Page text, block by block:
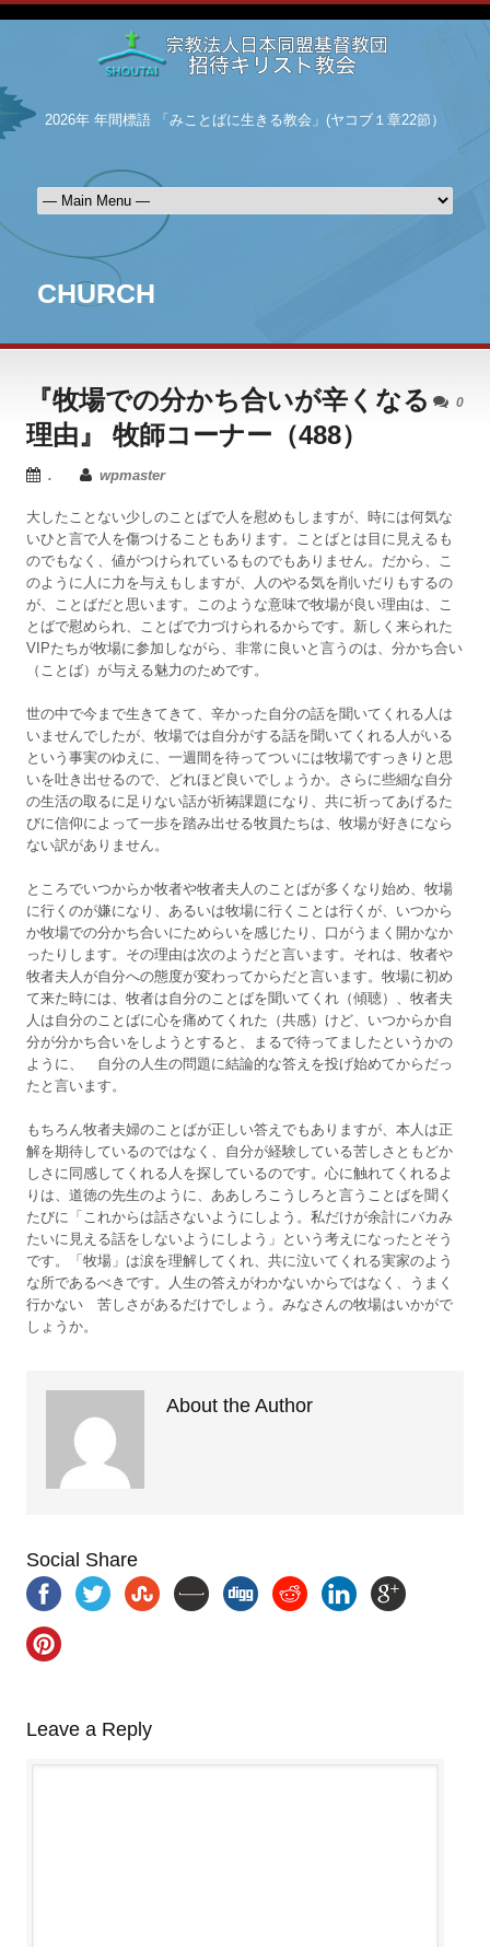
2026年 年間標語 「みことばに生きる教会」(ヤコブ１章22節）
CHURCH
0
『牧場での分かち合いが辛くなる
理由』 牧師コーナー（488）
. wpmaster
大したことない少しのことばで人を慰めもしますが、時には何気な
いひと言で人を傷つけることもあります。ことばとは目に見えるも
のでもなく、値がつけられているものでもありません。だから、こ
のように人に力を与えもしますが、人のやる気を削いだりもするの
が、ことばだと思います。このような意味で牧場が良い理由は、こ
とばで慰められ、ことばで力づけられるからです。新しく来られた
VIPたちが牧場に参加しながら、非常に良いと言うのは、分かち合い
（ことば）が与える魅力のためです。
世の中で今まで生きてきて、辛かった自分の話を聞いてくれる人は
いませんでしたが、牧場では自分がする話を聞いてくれる人がいる
という事実のゆえに、一週間を待ってついには牧場ですっきりと思
いを吐き出せるので、どれほど良いでしょうか。さらに些細な自分
の生活の取るに足りない話が祈祷課題になり、共に祈ってあげるた
びに信仰によって一歩を踏み出せる牧員たちは、牧場が好きになら
ない訳がありません。
ところでいつからか牧者や牧者夫人のことばが多くなり始め、牧場
に行くのが嫌になり、あるいは牧場に行くことは行くが、いつから
か牧場での分かち合いにためらいを感じたり、口がうまく開かなか
ったりします。その理由は次のようだと言います。それは、牧者や
牧者夫人が自分への態度が変わってからだと言います。牧場に初め
て来た時には、牧者は自分のことばを聞いてくれ（傾聴）、牧者夫
人は自分のことばに心を痛めてくれた（共感）けど、いつからか自
分が分かち合いをしようとすると、まるで待ってましたというかの
ように、 自分の人生の問題に結論的な答えを投げ始めてからだっ
たと言います。
もちろん牧者夫婦のことばが正しい答えでもありますが、本人は正
解を期待しているのではなく、自分が経験している苦しさともどか
しさに同感してくれる人を探しているのです。心に触れてくれるよ
りは、道徳の先生のように、ああしろこうしろと言うことばを聞く
たびに「これからは話さないようにしよう。私だけが余計にバカみ
たいに見える話をしないようにしよう」という考えになったとそう
です。「牧場」は涙を理解してくれ、共に泣いてくれる実家のよう
な所であるべきです。人生の答えがわかないからではなく、うまく
行かない 苦しさがあるだけでしょう。みなさんの牧場はいかがで
しょうか。
About the Author
Social Share
Leave a Reply